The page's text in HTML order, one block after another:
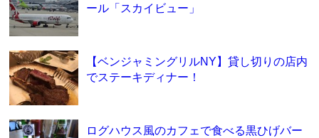
ール「スカイビュー」
【ベンジャミングリルNY】貸し切りの店内
でステーキディナー！
ログハウス風のカフェで食べる黒ひげバー